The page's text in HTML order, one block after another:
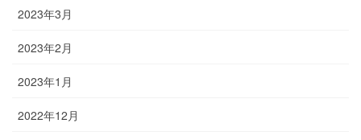
2023年3月
2023年2月
2023年1月
2022年12月